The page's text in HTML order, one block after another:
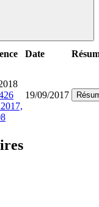
Date
19/09/2017